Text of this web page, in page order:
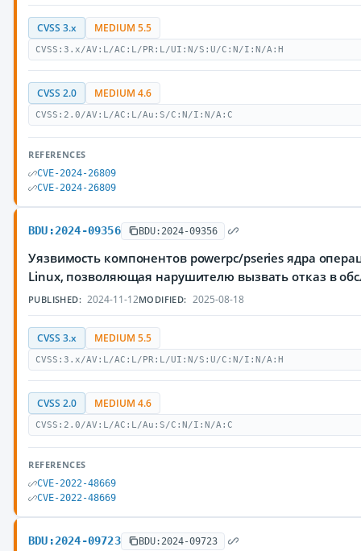
CVSS 3.x MEDIUM 5.5
CVSS:3.x/AV:L/AC:L/PR:L/UI:N/S:U/C:N/I:N/A:H
CVSS 2.0 MEDIUM 4.6
CVSS:2.0/AV:L/AC:L/Au:S/C:N/I:N/A:C
REFERENCES
CVE-2024-26809
CVE-2024-26809
BDU:2024-09356 BDU:2024-09356
Уязвимость компонентов powerpc/pseries ядра
Linux, позволяющая нарушителю вызвать отказ в
PUBLISHED: 2024-11-12MODIFIED: 2025-08-18
CVSS 3.x MEDIUM 5.5
CVSS:3.x/AV:L/AC:L/PR:L/UI:N/S:U/C:N/I:N/A:H
CVSS 2.0 MEDIUM 4.6
CVSS:2.0/AV:L/AC:L/Au:S/C:N/I:N/A:C
REFERENCES
CVE-2022-48669
CVE-2022-48669
BDU:2024-09723 BDU:2024-09723